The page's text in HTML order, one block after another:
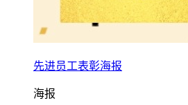
先进员工表彰海报
海报